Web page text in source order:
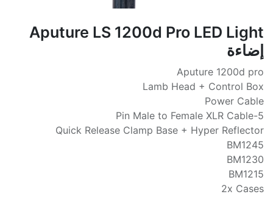
Aputure LS 1200d Pro LED Light
إضاءة
Aputure 1200d pro
Lamb Head + Control Box
Power Cable
5-Pin Male to Female XLR Cable
Quick Release Clamp Base + Hyper Reflector
BM1245
BM1230
BM1215
2x Cases